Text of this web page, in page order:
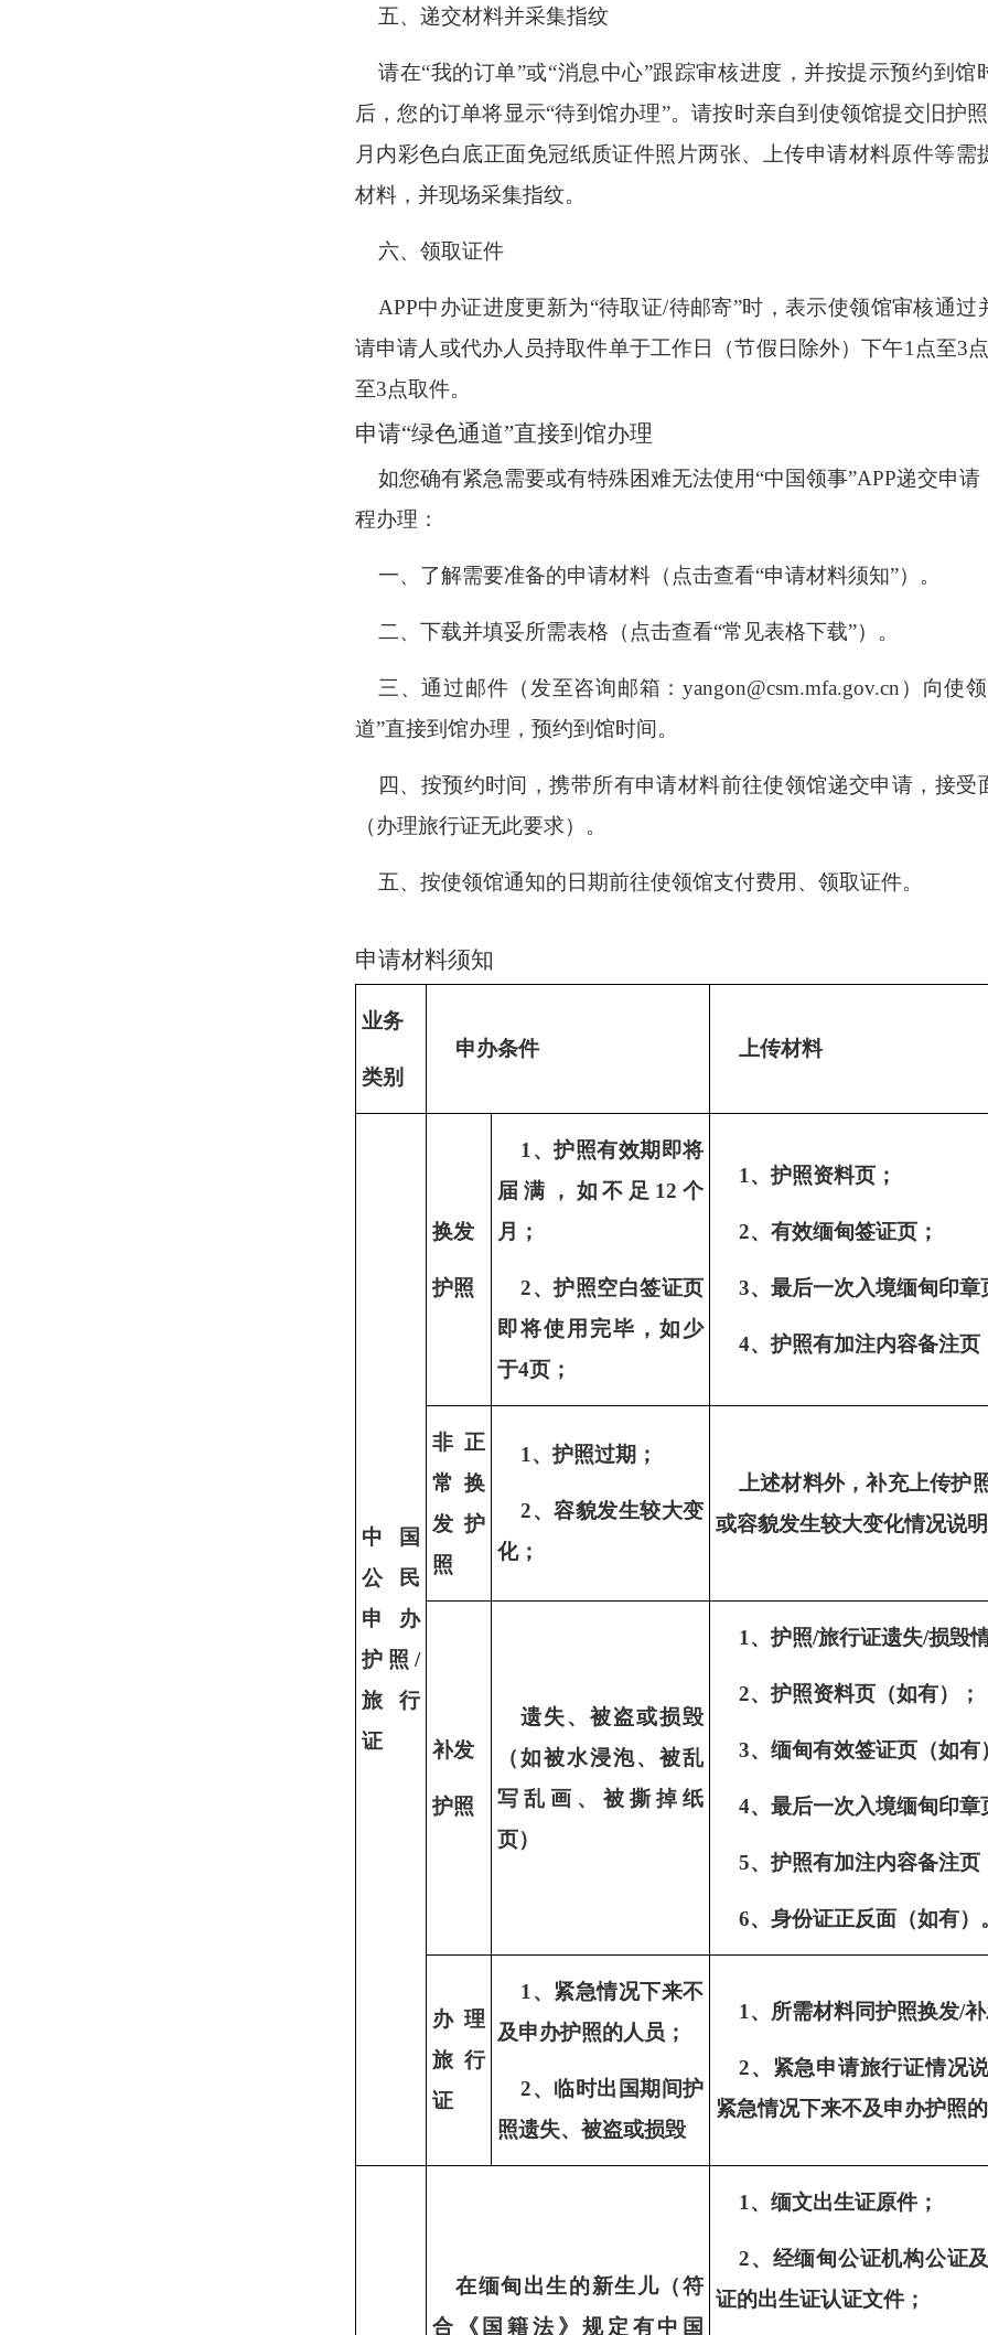
五、递交材料并采集指纹
请在“我的订单”或“消息中心”跟踪审核进度，并按提示预约到馆
后，您的订单将显示“待到馆办理”。请按时亲自到使领馆提交旧护
月内彩色白底正面免冠纸质证件照片两张、上传申请材料原件等需
材料，并现场采集指纹。
六、领取证件
APP中办证进度更新为“待取证/待邮寄”时，表示使领馆审核通过
请申请人或代办人员持取件单于工作日（节假日除外）下午1点至3
至3点取件。
申请“绿色通道”直接到馆办理
如您确有紧急需要或有特殊困难无法使用“中国领事”APP递交申
程办理：
一、了解需要准备的申请材料（点击查看“申请材料须知”）。
二、下载并填妥所需表格（点击查看“常见表格下载”）。
三、通过邮件（发至咨询邮箱：yangon@csm.mfa.gov.cn）向使
道”直接到馆办理，预约到馆时间。
四、按预约时间，携带所有申请材料前往使领馆递交申请，接受
（办理旅行证无此要求）。
五、按使领馆通知的日期前往使领馆支付费用、领取证件。
申请材料须知
业务
类别
申办条件 上传材料
中国
公民
申办
护照 /
旅行
证
换发
护照
1、护照有效期即将
届满，如不足12个
月；
2、护照空白签证页
即将使用完毕，如少
于4页；
1、护照资料页；
2、有效缅甸签证页；
3、最后一次入境缅甸印章
4、护照有加注内容备注页
非正
常换
发护
照
1、护照过期；
2、容貌发生较大变
化；
上述材料外，补充上传护
或容貌发生较大变化情况说明
补发
护照
遗失、被盗或损毁
（如被水浸泡、被乱
写乱画、被撕掉纸
页）
1、护照/旅行证遗失/损毁
2、护照资料页（如有）；
3、缅甸有效签证页（如有
4、最后一次入境缅甸印章
5、护照有加注内容备注页
6、身份证正反面（如有）
办理
旅行
证
1、紧急情况下来不
及申办护照的人员；
2、临时出国期间护
照遗失、被盗或损毁
1、所需材料同护照换发/补
2、紧急申请旅行证情况
紧急情况下来不及申办护照的
在缅甸出生的新生儿（符
合《国籍法》规定有中国
1、缅文出生证原件；
2、经缅甸公证机构公证
证的出生证认证文件；